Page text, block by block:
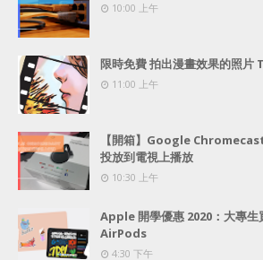
10:00 上午
限時免費 拍出漫畫效果的照
11:00 上午
【開箱】Google
投放到電視上播放
10:30 上午
Apple 開學優惠 2020：大專
AirPods
4:30 下午